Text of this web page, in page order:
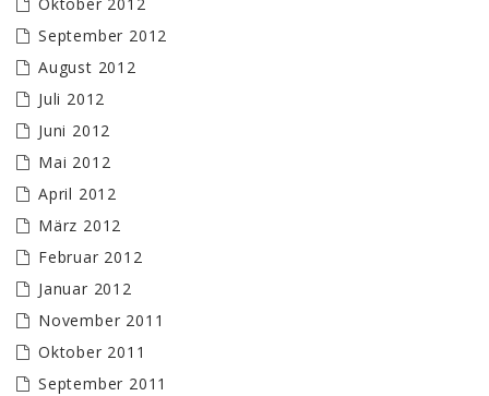
September 2012
August 2012
Juli 2012
Juni 2012
Mai 2012
April 2012
März 2012
Februar 2012
Januar 2012
November 2011
Oktober 2011
September 2011